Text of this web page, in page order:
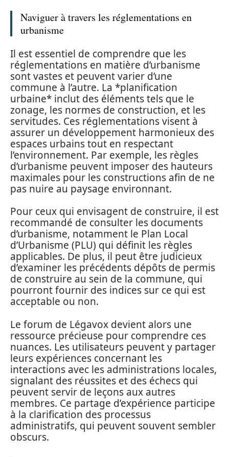
Naviguer à travers les réglementations en
urbanisme
Il est essentiel de comprendre que les
réglementations en matière d’urbanisme
sont vastes et peuvent varier d’une
commune à l’autre. La *planification
urbaine* inclut des éléments tels que le
zonage, les normes de construction, et les
servitudes. Ces réglementations visent à
assurer un développement harmonieux des
espaces urbains tout en respectant
l’environnement. Par exemple, les règles
d’urbanisme peuvent imposer des hauteurs
maximales pour les constructions afin de ne
pas nuire au paysage environnant.
Pour ceux qui envisagent de construire, il est
recommandé de consulter les documents
d’urbanisme, notamment le Plan Local
d’Urbanisme (PLU) qui définit les règles
applicables. De plus, il peut être judicieux
d’examiner les précédents dépôts de permis
de construire au sein de la commune, qui
pourront fournir des indices sur ce qui est
acceptable ou non.
Le forum de Légavox devient alors une
ressource précieuse pour comprendre ces
nuances. Les utilisateurs peuvent y partager
leurs expériences concernant les
interactions avec les administrations locales,
signalant des réussites et des échecs qui
peuvent servir de leçons aux autres
membres. Ce partage d’expérience participe
à la clarification des processus
administratifs, qui peuvent souvent sembler
obscurs.